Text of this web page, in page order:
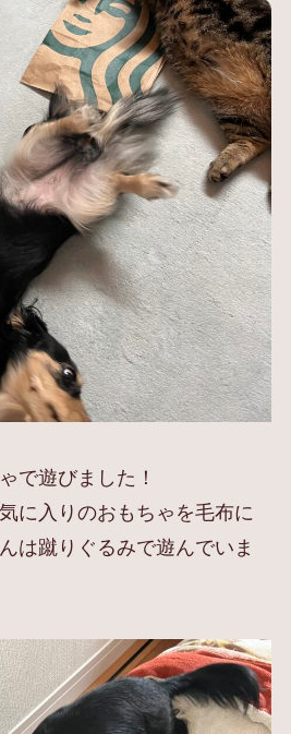
で遊びました！
に入りのおもちゃを毛布に
は蹴りぐるみで遊んでいま